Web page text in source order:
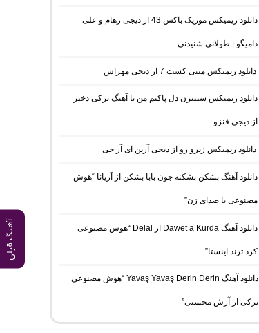
آهنگ قبلی
دانلود ریمیکس موزیک باکس 43 از دیجی رهام و علی
دامیگو | طولانی شنیدنی
دانلود ریمیکس مینی کست 7 از دیجی مهراس
دانلود ریمیکس سیتیزن دل پاکتم من با آهنگ ترکی دختر
از دیجی فنزو
دانلود ریمیکس زیرو رو از دیجی آرین ای آر جی
دانلود آهنگ بشکن بشکنه جون بابا بشکن از آریانا “هوش
مصنوعی با صدای زن”
دانلود آهنگ Dawet a Kurda از Delal “هوش مصنوعی
کرد ترند اینستا”
دانلود آهنگ Yavaş Yavaş Derin Derin “هوش مصنوعی
ترکی از آرش محسنی”